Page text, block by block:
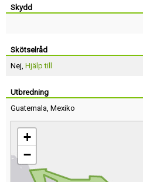
Skydd
Skötselråd
Nej, Hjälp till
Utbredning
Guatemala, Mexiko
+
−